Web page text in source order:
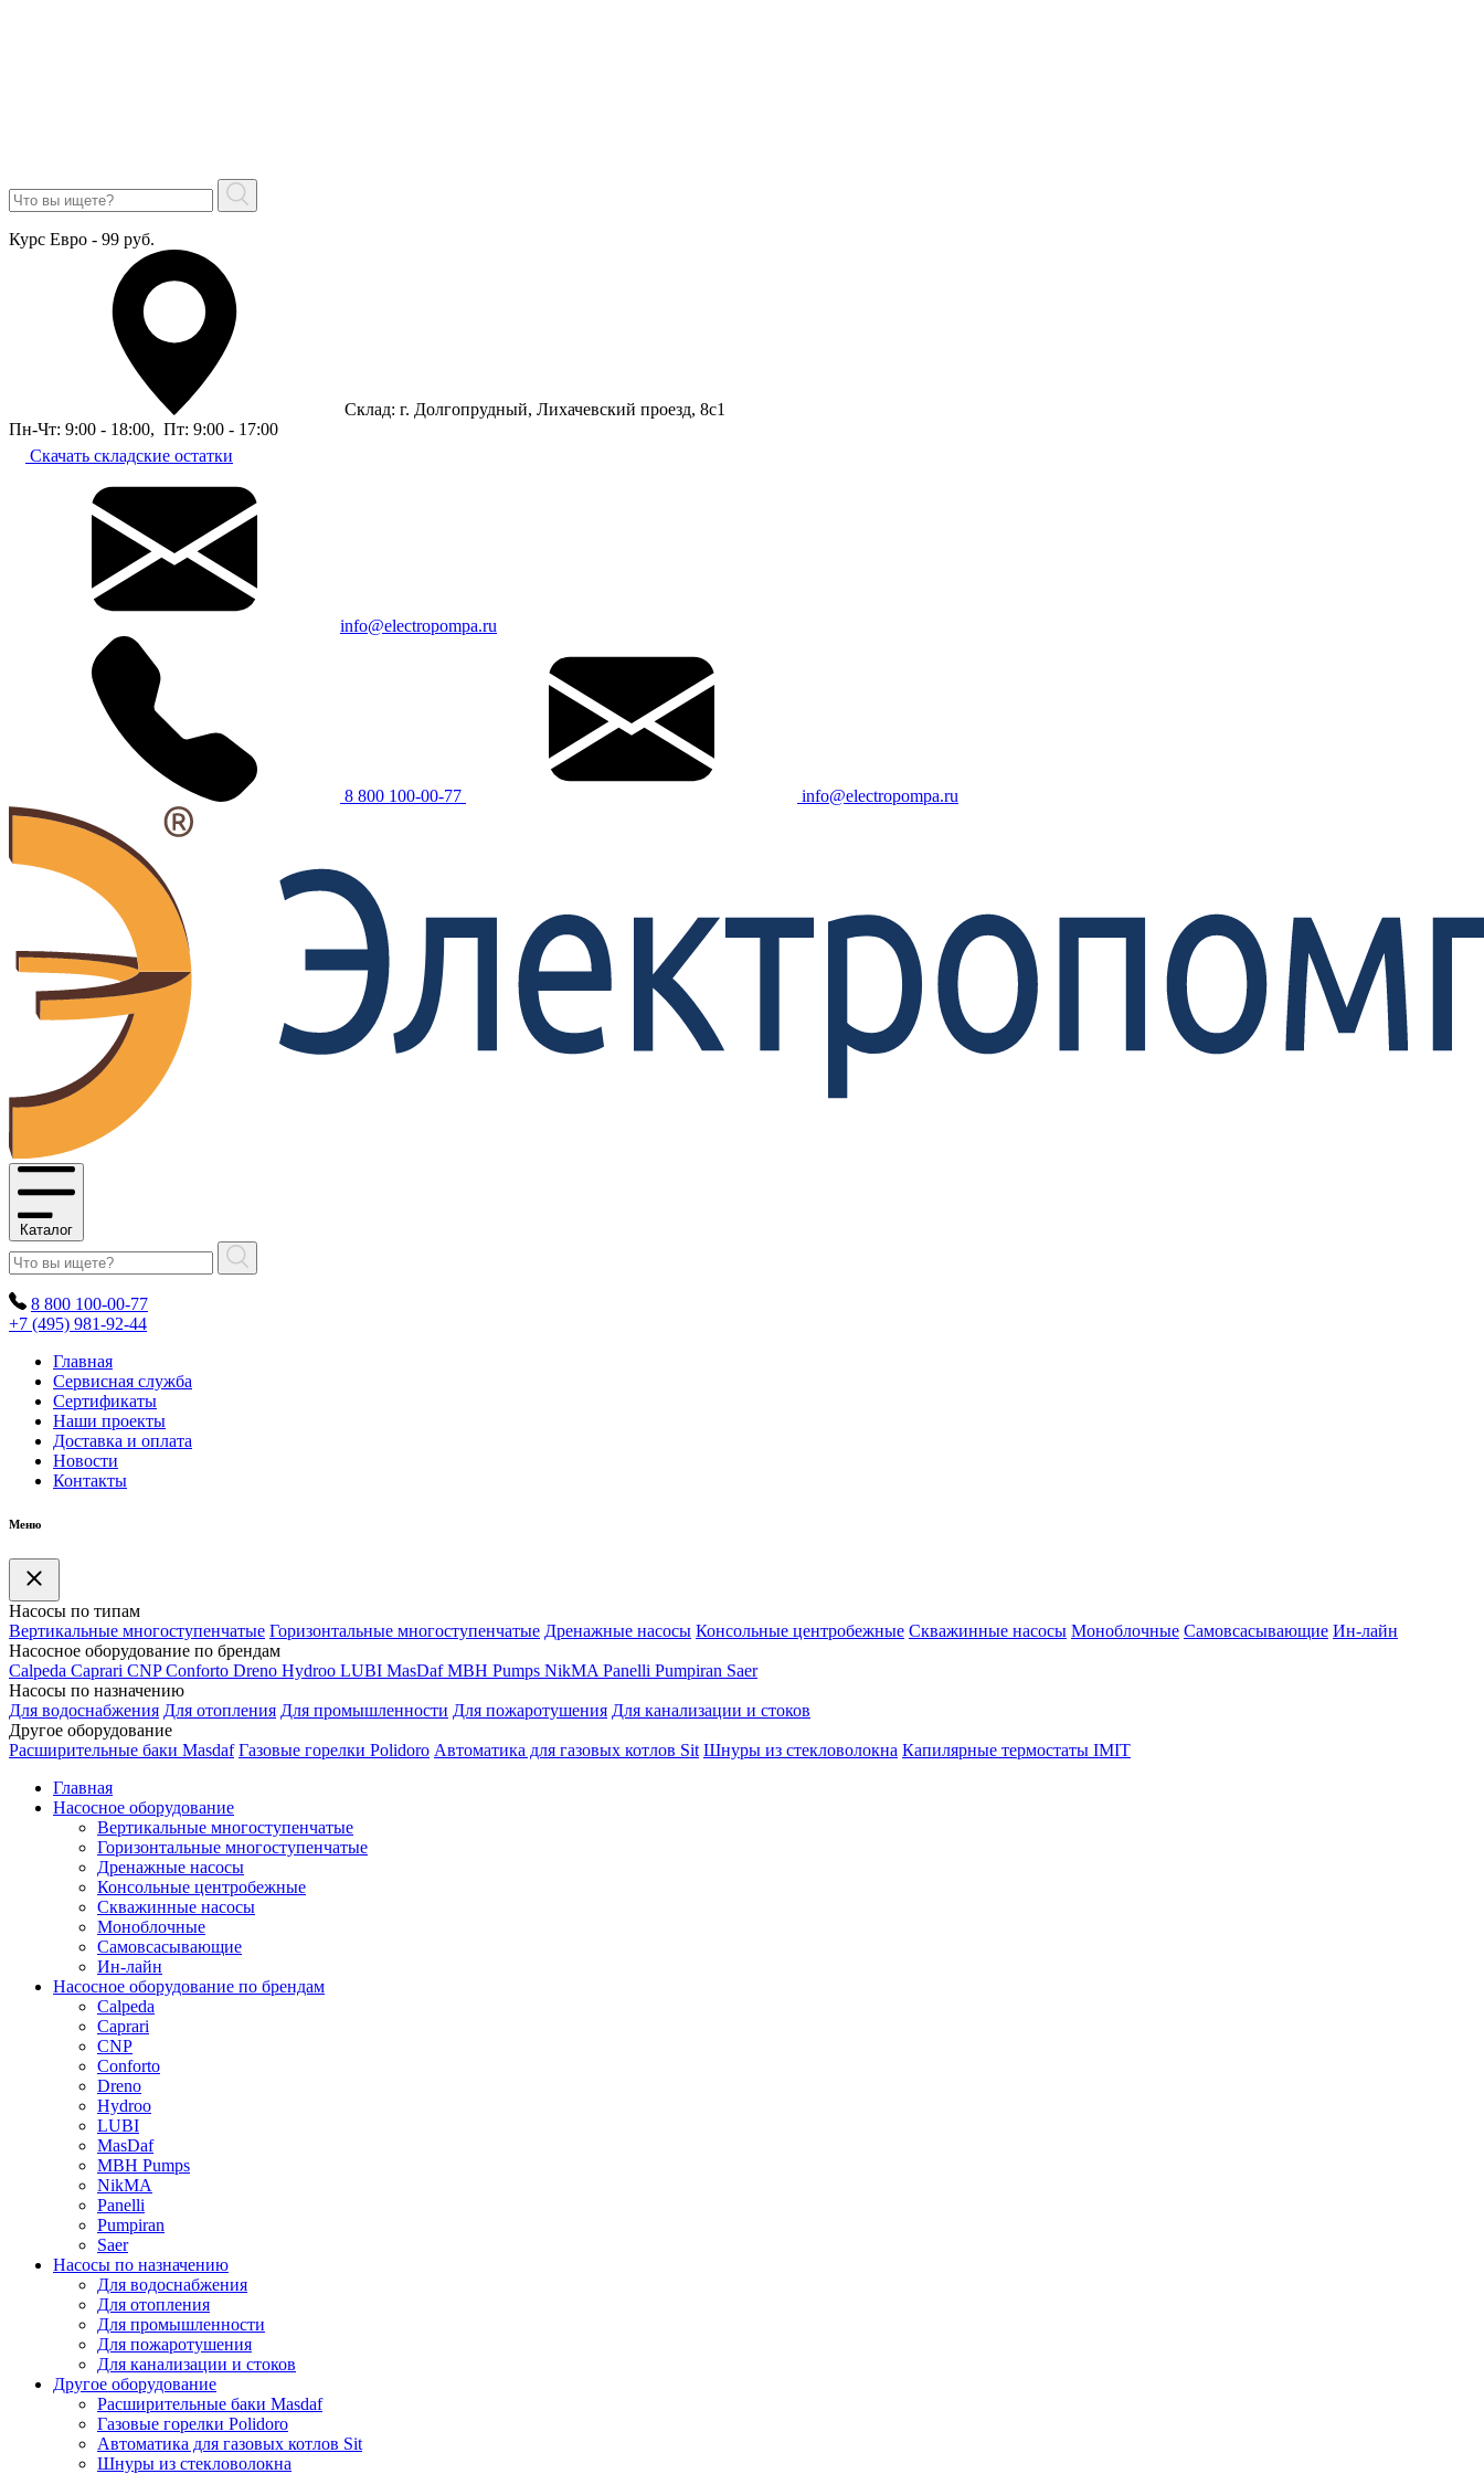
Курс Евро - 99 руб.
Склад: г. Долгопрудный, Лихачевский проезд, 8c1
Пн-Чт: 9:00 - 18:00, Пт: 9:00 - 17:00
Скачать складские остатки
info@electropompa.ru
8 800 100-00-77 info@electropompa.ru
Каталог
8 800 100-00-77
+7 (495) 981-92-44
Главная
Сервисная служба
Сертификаты
Наши проекты
Доставка и оплата
Новости
Контакты
Меню
Насосы по типам
Вертикальные многоступенчатые Горизонтальные многоступенчатые Дренажные насосы Консольные центробежные Скважинные насосы Моноблочные Самовсасывающие Ин-лайн
Насосное оборудование по брендам
Calpeda Caprari CNP Conforto Dreno Hydroo LUBI MasDaf MBH Pumps NikMA Panelli Pumpiran Saer
Насосы по назначению
Для водоснабжения Для отопления Для промышленности Для пожаротушения Для канализации и стоков
Другое оборудование
Расширительные баки Masdaf Газовые горелки Polidoro Автоматика для газовых котлов Sit Шнуры из стекловолокна Капилярные термостаты IMIT
Главная
Насосное оборудование
Вертикальные многоступенчатые
Горизонтальные многоступенчатые
Дренажные насосы
Консольные центробежные
Скважинные насосы
Моноблочные
Самовсасывающие
Ин-лайн
Насосное оборудование по брендам
Calpeda
Caprari
CNP
Conforto
Dreno
Hydroo
LUBI
MasDaf
MBH Pumps
NikMA
Panelli
Pumpiran
Saer
Насосы по назначению
Для водоснабжения
Для отопления
Для промышленности
Для пожаротушения
Для канализации и стоков
Другое оборудование
Расширительные баки Masdaf
Газовые горелки Polidoro
Автоматика для газовых котлов Sit
Шнуры из стекловолокна